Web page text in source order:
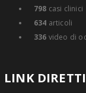
798 casi clinici
634 articoli
336 video di
LINK DIRETTI